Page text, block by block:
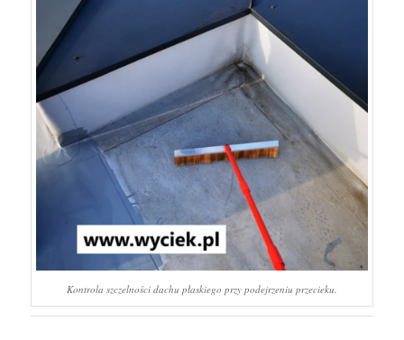
Kontrola szczelności dachu płaskiego przy podejrzeniu przecieku.